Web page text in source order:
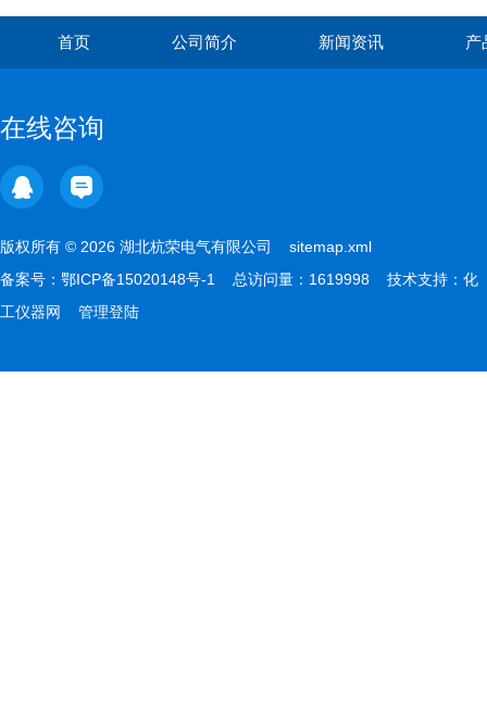
首页 公司简介 新闻资讯 产
在线咨询
版权所有 © 2026 湖北杭荣电气有限公司 sitemap.xml
备案号： 鄂ICP备15020148号-1 总访问量：1619998 技术支持： 化
工仪器网
管理登陆